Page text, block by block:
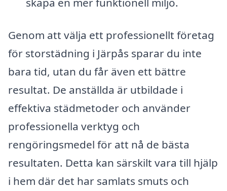
Genom att välja ett professionellt företag
för storstädning i Järpås sparar du inte
bara tid, utan du får även ett bättre
resultat. De anställda är utbildade i
effektiva städmetoder och använder
professionella verktyg och
rengöringsmedel för att nå de bästa
resultaten. Detta kan särskilt vara till hjälp
i hem där det har samlats smuts och